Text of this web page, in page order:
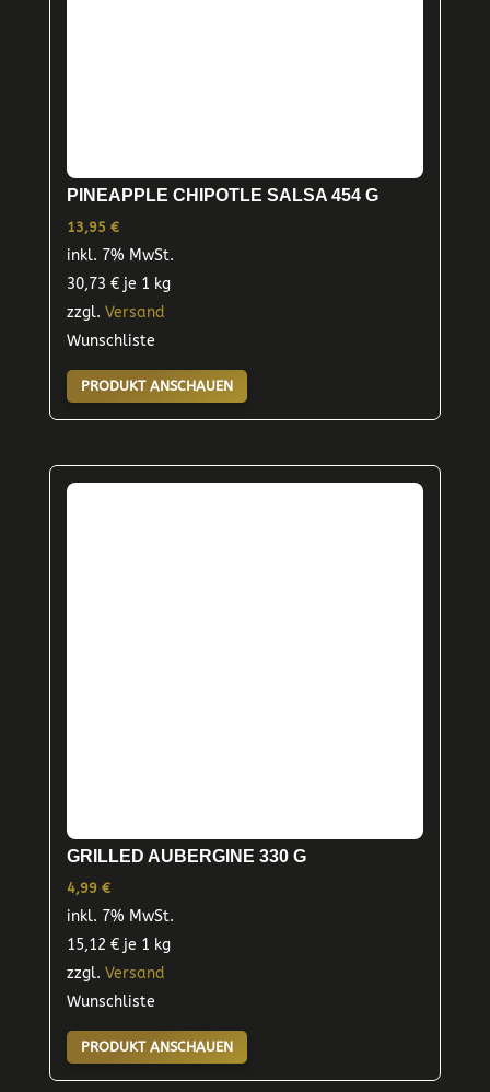
PINEAPPLE CHIPOTLE SALSA 454 G
13,95 €
inkl. 7% MwSt.
30,73 €je 1 kg
zzgl. Versand
Wunschliste
PRODUKT ANSCHAUEN
GRILLED AUBERGINE 330 G
4,99 €
inkl. 7% MwSt.
15,12 €je 1 kg
zzgl. Versand
Wunschliste
PRODUKT ANSCHAUEN